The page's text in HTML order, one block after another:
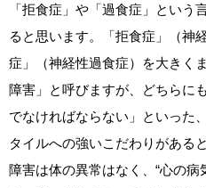
「拒食症」や「過食症」という
ると思います。「拒食症」（神
症」（神経性過食症）を大きく
障害」と呼びますが、どちらに
でなければならない」といった
タイルへの強いこだわりがある
障害は体の異常はなく、“心の病